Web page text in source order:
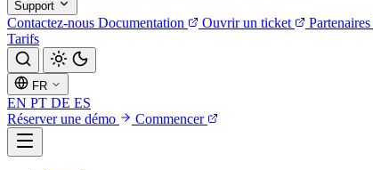
Support
Contactez-nous Documentation Ouvrir un ticket Partenaires
Tarifs
FR
EN PT DE ES
Réserver une démo
Commencer